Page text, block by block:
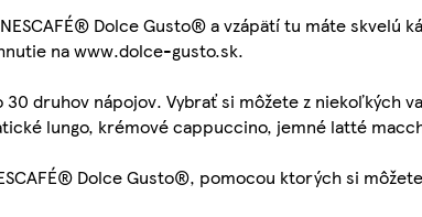
Dolce Gusto® a vzápätí tu máte skvelú
na www.dolce-gusto.sk.
druhov nápojov. Vybrať si môžete z niekoľkých
lungo, krémové cappuccino, jemné latté
Dolce Gusto®, pomocou ktorých si